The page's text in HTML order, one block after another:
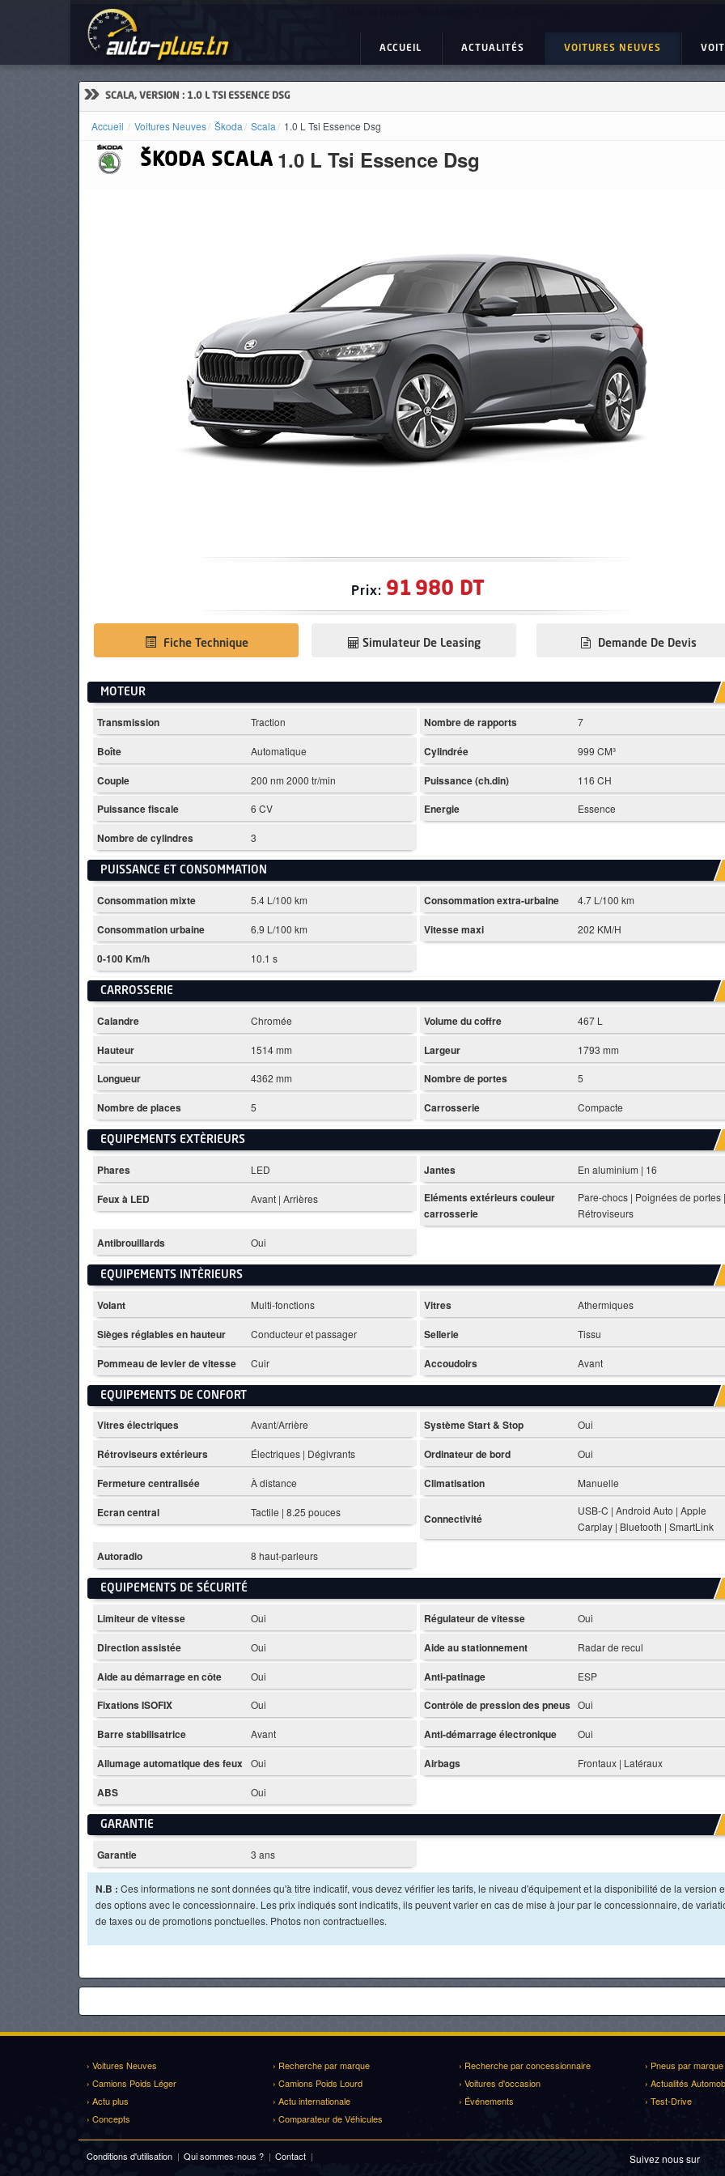
ACCUEIL ACTUALITÉS VOITURES NEUVES
» SCALA, VERSION : 1.0 L TSI ESSENCE DSG
Accueil Voitures Neuves Škoda Scala 1.0 L Tsi Essence Dsg
ŠKODA SCALA 1.0 L Tsi Essence Dsg
Prix: 91 980 DT
Fiche Technique Demande De Devis
Simulateur De Leasing
MOTEUR
Transmission Traction Nombre de rapports 7
Boîte Automatique Cylindrée 999 CM³
Couple 200 nm 2000 tr/min Puissance (ch.din) 116 CH
Puissance fiscale 6 CV Energie Essence
Nombre de cylindres 3
PUISSANCE ET CONSOMMATION
Consommation mixte 5.4 L/100 km Consommation extra-urbaine 4.7 L/100 km
Consommation urbaine 6.9 L/100 km Vitesse maxi 202 KM/H
0-100 Km/h 10.1 s
CARROSSERIE
Calandre Chromée Volume du coffre 467 L
Hauteur 1514 mm Largeur 1793 mm
Longueur 4362 mm Nombre de portes 5
Nombre de places 5 Carrosserie Compacte
EQUIPEMENTS EXTÈRIEURS
Phares LED Jantes En aluminium | 16
Feux à LED Avant | Arrières
Eléments extérieurs couleur
carrosserie
Pare-chocs | Poignées de portes |
Rétroviseurs
Antibrouillards Oui
EQUIPEMENTS INTÈRIEURS
Volant Multi-fonctions Vitres Athermiques
Sièges réglables en hauteur Conducteur et passager Sellerie Tissu
Pommeau de levier de vitesse Cuir Accoudoirs Avant
EQUIPEMENTS DE CONFORT
Vitres électriques Avant/Arrière Système Start & Stop Oui
Rétroviseurs extérieurs Électriques | Dégivrants Ordinateur de bord Oui
Fermeture centralisée À distance Climatisation Manuelle
Ecran central Tactile | 8.25 pouces Connectivité
USB-C | Android Auto | Apple
Carplay | Bluetooth | SmartLink
Autoradio 8 haut-parleurs
EQUIPEMENTS DE SÉCURITÉ
Limiteur de vitesse Oui Régulateur de vitesse Oui
Direction assistée Oui Aide au stationnement Radar de recul
Aide au démarrage en côte Oui Anti-patinage ESP
Fixations ISOFIX Oui Contrôle de pression des pneus Oui
Barre stabilisatrice Avant Anti-démarrage électronique Oui
Allumage automatique des feux Oui Airbags Frontaux | Latéraux
ABS Oui
GARANTIE
Garantie 3 ans
N.B : Ces informations ne sont données qu'à titre indicatif, vous devez vérifier les tarifs, le niveau d'équipement et la disponibilité de la version
des options avec le concessionnaire. Les prix indiqués sont indicatifs, ils peuvent varier en cas de mise à jour par le concessionnaire, de
de taxes ou de promotions ponctuelles. Photos non contractuelles.
› Voitures Neuves › Recherche par marque › Recherche par concessionnaire
› Pneus par marque
› Camions Poids Léger
› Camions Poids Lourd › Voitures d'occasion
› Actualités
› Actu plus
› Actu internationale › Événements
› Test-Drive
› Concepts
› Comparateur de Véhicules
Conditions d'utilisation | Qui sommes-nous ? | Contact | Suivez nous sur
ACTUALITÉS